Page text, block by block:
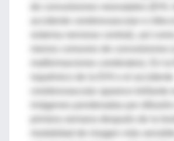
de convulsiones neonatales (EHI,
sistema nervioso central), así
imágenes ponderadas por difusión
modalidad de imagen más